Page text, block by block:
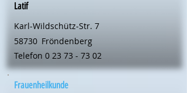
Latif
Karl-Wildschütz-Str. 7
58730 Fröndenberg
Telefon 0 23 73 - 73 02
Frauenheilkunde